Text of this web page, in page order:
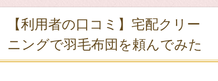
【利用者の口コミ】宅配クリー
ニングで羽毛布団を頼んでみた